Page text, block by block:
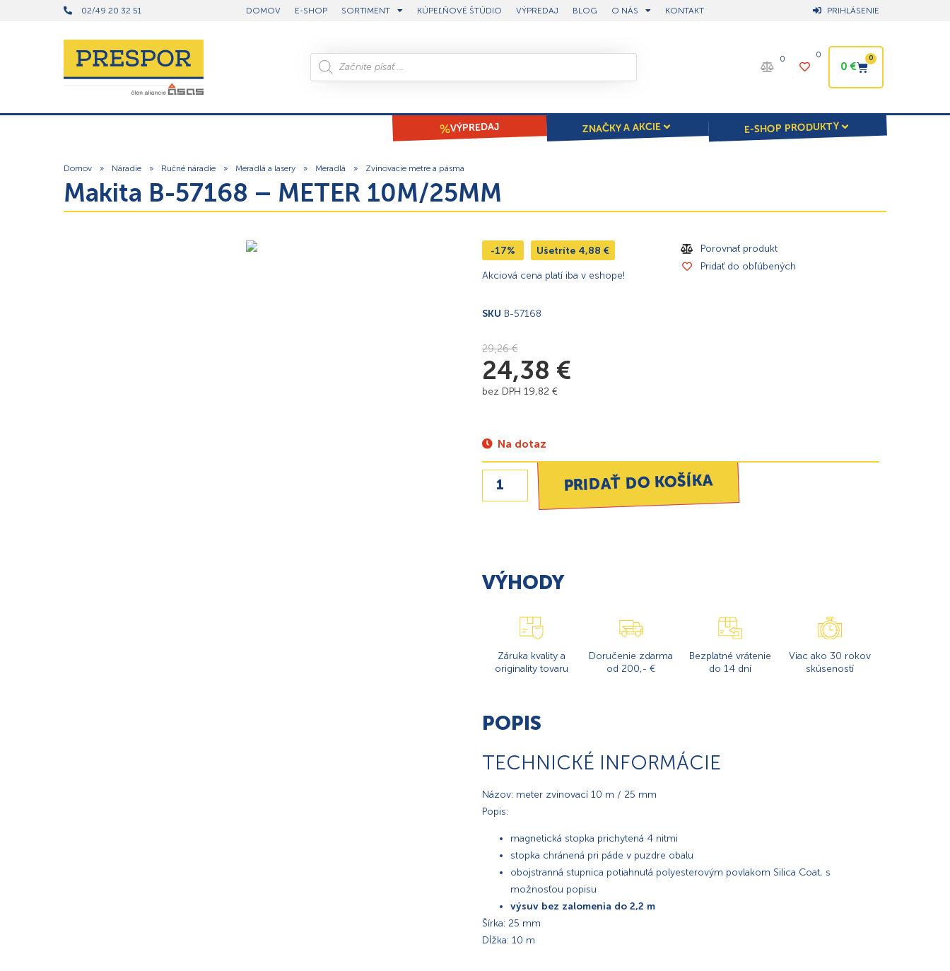
02/49 20 32 51 DOMOV E-SHOP SORTIMENT KÚPEĽŇOVÉ ŠTÚDIO VÝPREDAJ BLOG O NÁS KONTAKT PRIHLÁSENIE
0 0
0€
0
VÝPREDAJ ZNAČKY A AKCIE E-SHOP PRODUKTY
Domov » Náradie » Ručné náradie » Meradlá a lasery » Meradlá » Zvinovacie metre a pásma
Makita B-57168 – METER 10M/25MM
-17% Ušetríte 4,88 €
Akciová cena platí iba v eshope!
SKU B-57168
Porovnať produkt
Pridať do obľúbených
29,26€
24,38 €
bez DPH 19,82 €
Na dotaz
PRIDAŤ DO KOŠÍKA
VÝHODY
Záruka kvality a
originality tovaru
Doručenie zdarma
od 200,- €
Bezplatné vrátenie
do 14 dní
Viac ako 30 rokov
skúseností
POPIS
TECHNICKÉ INFORMÁCIE
Názov: meter zvinovací 10 m / 25 mm
Popis:
magnetická stopka prichytená 4 nitmi
stopka chránená pri páde v puzdre obalu
obojstranná stupnica potiahnutá polyesterovým povlakom Silica Coat, s
možnosťou popisu
výsuv bez zalomenia do 2,2 m
Šírka: 25 mm
Dĺžka: 10 m